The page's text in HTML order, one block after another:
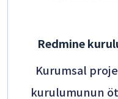
Redmine
Kurumsal
kurulumunun